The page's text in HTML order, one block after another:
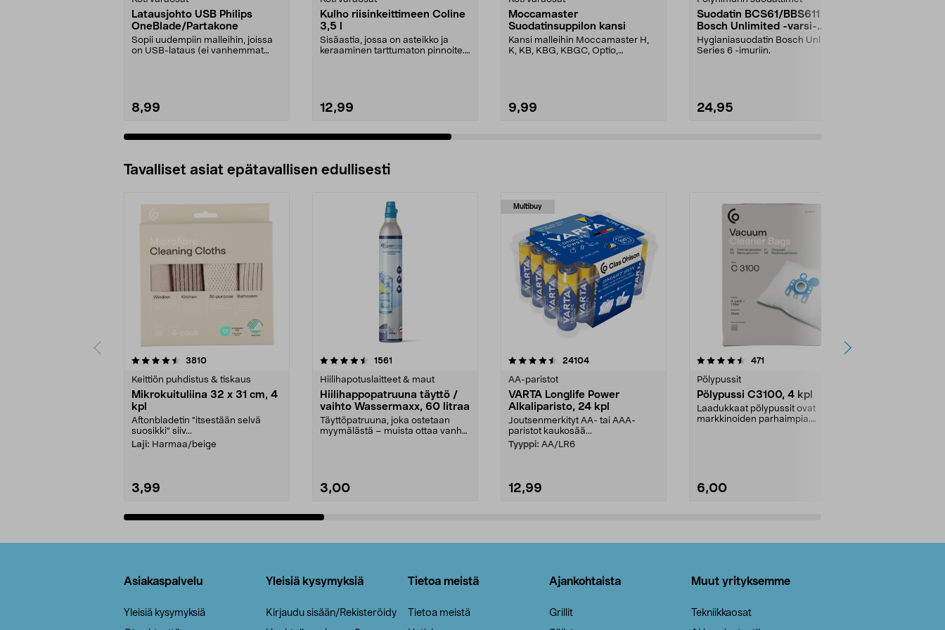
Latausjohto USB Philips
OneBlade/Partakone
Sopii uudempiin malleihin, joissa
on USB-lataus (ei vanhemmat
8,99
Kulho riisinkeittimeen Coline
3,5 l
Sisäastia, jossa on asteikko ja
keraaminen tarttumaton pinnoite.
12,99
Moccamaster
Suodatinsuppilon kansi
Kansi malleihin Moccamaster H,
K, KB, KBG, KBGC, Optio,
9,99
Suodatin BCS61/BBS611
Bosch Unlimited -varsi-
imuriin
Hygianiasuodatin Bosch Unlimited
Series 6 -imuriin.
24,95
Tavalliset asiat epätavallisen edullisesti
3810arvostelut
Keittiön puhdistus & tiskaus
Mikrokuituliina 32 x 31 cm, 4
kpl
Aftonbladetin "itsestään selvä
suosikki" siiv...
Laji: Harmaa/beige
3,99
4.5viidestä
1561
Hiilihapotuslaitteet & maut
Hiilihappopatruuna täyttö /
vaihto Wassermaxx, 60 litraa
Täyttöpatruuna, joka ostetaan
myymälästä – muista ottaa vanha
3,00
Multibuy
4.5viidestä
24104arvostelut
AA-paristot
VARTA Longlife Power
Alkaliparisto, 24 kpl
Joutsenmerkityt AA- tai AAA-
paristot kaukosää...
Tyyppi: AA/LR6
12,99
4.5viidestä
471
Pölypussit
Pölypussi C3100, 4 kpl
Laadukkaat pölypussit ovat
markkinoiden parhaimpia.
6,00
4.5viidestä
Asiakaspalvelu
Yleisiä kysymyksiä
Yleisiä kysymyksiä
Kirjaudu sisään/Rekisteröidy
Tietoa meistä
Tietoa meistä
Ajankohtaista
Grillit
Muut yrityksemme
Tekniikkaosat